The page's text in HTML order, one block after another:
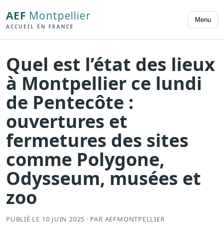
AEF Montpellier
ACCUEIL EN FRANCE
Menu
Quel est l’état des lieux
à Montpellier ce lundi
de Pentecôte :
ouvertures et
fermetures des sites
comme Polygone,
Odysseum, musées et
zoo
PUBLIÉ LE 10 JUIN 2025 · PAR AEFMONTPELLIER